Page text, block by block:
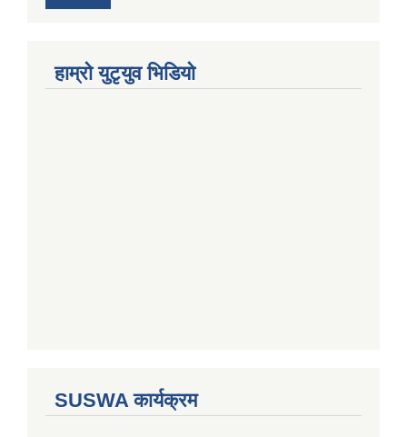
हाम्राे युटृयुव भिडियाे
SUSWA कार्यक्रम